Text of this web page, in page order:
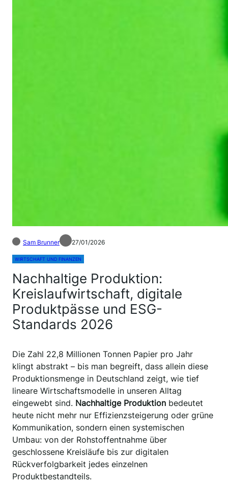
Sam Brunner 27/01/2026
WIRTSCHAFT UND FINANZEN
Nachhaltige Produktion:
Kreislaufwirtschaft, digitale
Produktpässe und ESG-
Standards 2026
Die Zahl 22,8 Millionen Tonnen Papier pro Jahr
klingt abstrakt – bis man begreift, dass allein diese
Produktionsmenge in Deutschland zeigt, wie tief
lineare Wirtschaftsmodelle in unseren Alltag
eingewebt sind. Nachhaltige Produktion bedeutet
heute nicht mehr nur Effizienzsteigerung oder grüne
Kommunikation, sondern einen systemischen
Umbau: von der Rohstoffentnahme über
geschlossene Kreisläufe bis zur digitalen
Rückverfolgbarkeit jedes einzelnen
Produktbestandteils.